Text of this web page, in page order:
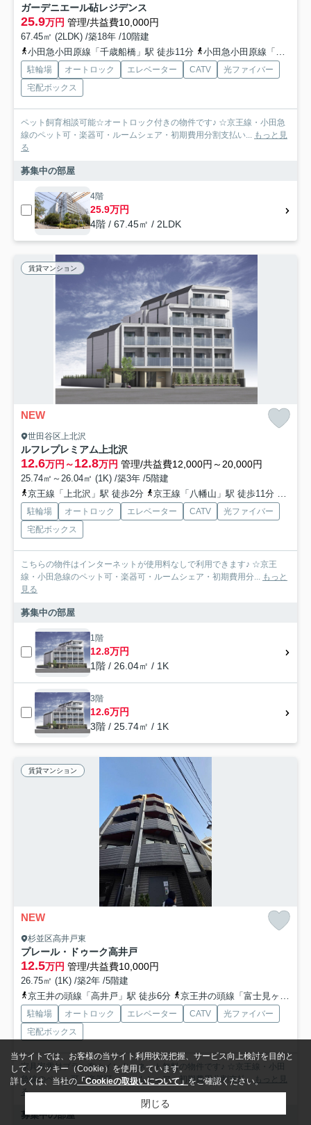
ガーデニエール砧レジデンス
25.9万円 管理/共益費10,000円
67.45㎡ (2LDK) /築18年 /10階建
小田急小田原線「千歳船橋」駅 徒歩11分
小田急小田原線「祖師ヶ谷大蔵」駅 徒歩11分
駐輪場 オートロック エレベーター CATV
光ファイバー
宅配ボックス
ペット飼育相談可能☆オートロック付きの物件です♪ ☆京王線・小田急
線のペット可・楽器可・ルームシェア・初期費用分割支払い...
もっと見
る
募集中の部屋
4階
25.9万円
4階 / 67.45㎡ / 2LDK
賃貸マンション
NEW
世田谷区上北沢
ルフレプレミアム上北沢
12.6万円～12.8万円 管理/共益費12,000円～20,000円
25.74㎡～26.04㎡ (1K) /築3年 /5階建
京王線「上北沢」駅 徒歩2分
京王線「八幡山」駅 徒歩11分
駐輪場 オートロック エレベーター CATV
光ファイバー
宅配ボックス
こちらの物件はインターネットが使用料なしで利用できます♪ ☆京王
線・小田急線のペット可・楽器可・ルームシェア・初期費用分...
もっと
見る
募集中の部屋
1階
12.8万円
1階 / 26.04㎡ / 1K
3階
12.6万円
3階 / 25.74㎡ / 1K
賃貸マンション
NEW
杉並区高井戸東
プレール・ドゥーク高井戸
12.5万円 管理/共益費10,000円
26.75㎡ (1K) /築2年 /5階建
京王井の頭線「高井戸」駅 徒歩6分
京王井の頭線「富士見ヶ丘」駅 徒歩16分
駐輪場 オートロック エレベーター CATV
光ファイバー
宅配ボックス
家具家電付プラン有☆インターネット無料の物件です♪ ☆京王線・小田
急線のペット可・楽器可・ルームシェア・初期費用分割支払... もっと見
る
募集中の部屋
当サイトでは、お客様の当サイト利用状況把握、サービス向上検討を目的と
して、クッキー（Cookie）を使用しています。
詳しくは、当社の 「Cookieの取扱いについて」 をご確認ください。
閉じる